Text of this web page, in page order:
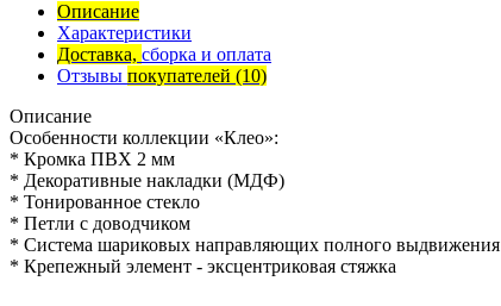
Описание
Характеристики
Доставка, сборка и оплата
Отзывы покупателей (10)
Описание
Особенности коллекции «Клео»:
* Кромка ПВХ 2 мм
* Декоративные накладки (МДФ)
* Тонированное стекло
* Петли с доводчиком
* Система шариковых направляющих полного выдвижения
* Крепежный элемент - эксцентриковая стяжка